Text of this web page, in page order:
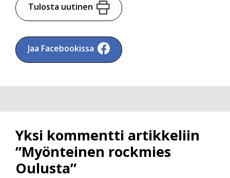
Tulosta uutinen
Jaa Facebookissa
Yksi kommentti artikkeliin
”Myönteinen rockmies
Oulusta”